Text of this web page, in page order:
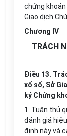
chứng
Giao dịch
Chương IV
TRÁCH
Điều 13.
xổ số, Sở
ký Chứng
1. Tuân thủ
đánh giá
định này và